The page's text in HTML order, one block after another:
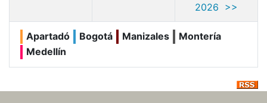
2026 >>
Apartadó Bogotá Manizales
Montería
Medellín